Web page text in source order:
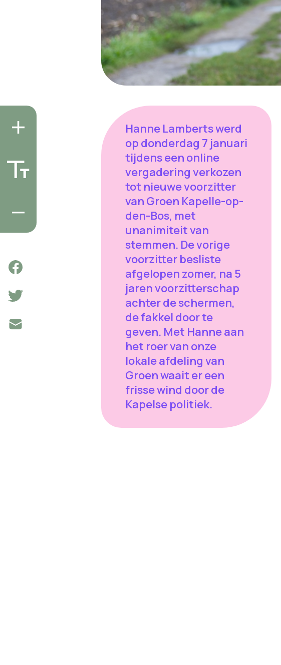
Hanne Lamberts werd
op donderdag 7 januari
tijdens een online
vergadering verkozen
tot nieuwe voorzitter
van Groen Kapelle-op-
den-Bos, met
unanimiteit van
stemmen. De vorige
voorzitter besliste
afgelopen zomer, na 5
jaren voorzitterschap
achter de schermen,
de fakkel door te
geven. Met Hanne aan
het roer van onze
lokale afdeling van
Groen waait er een
frisse wind door de
Kapelse politiek.